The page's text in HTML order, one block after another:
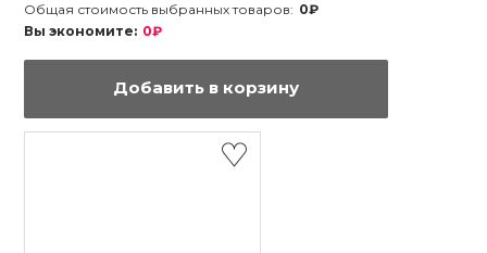
Общая стоимость выбранных товаров: 0₽
Вы экономите: 0₽
Добавить в корзину